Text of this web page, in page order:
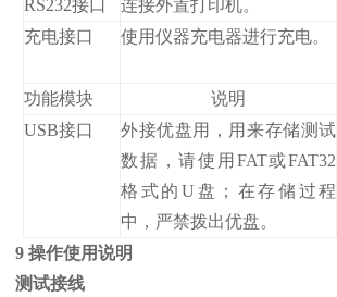
RS232接口
连接外置打印机。
充电接口
使用仪器充电器进行充电。
功能模块
说明
USB接口
外接优盘用，用来存储测试
数据，请使用FAT或FAT32
格式的U盘；在存储过程
中，严禁拨出优盘。
9 操作使用说明
测试接线